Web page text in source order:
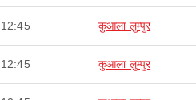
12:45 कुआला लुम्पुर
12:45 कुआला लुम्पुर